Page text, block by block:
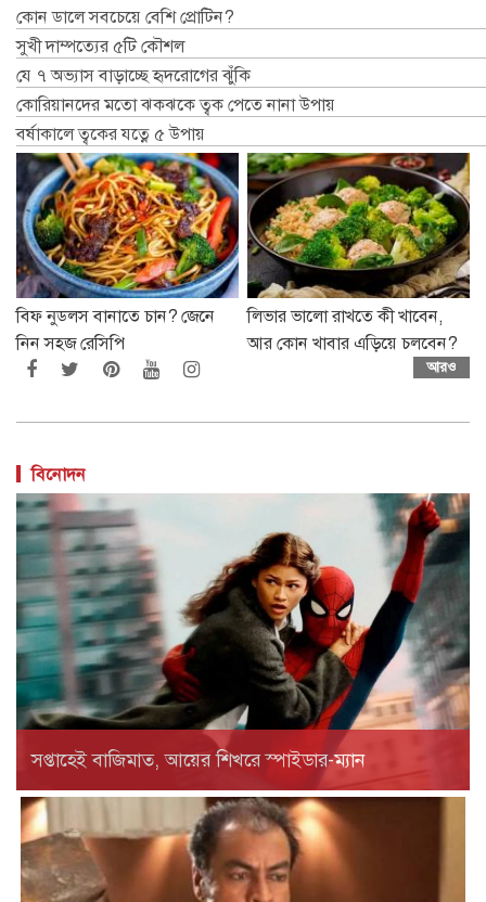
কোন ডালে সবচেয়ে বেশি প্রোটিন?
সুখী দাম্পত্যের ৫টি কৌশল
যে ৭ অভ্যাস বাড়াচ্ছে হৃদরোগের ঝুঁকি
কোরিয়ানদের মতো ঝকঝকে ত্বক পেতে নানা উপায়
বর্ষাকালে ত্বকের যত্নে ৫ উপায়
বিফ নুডলস বানাতে চান? জেনে
নিন সহজ রেসিপি
লিভার ভালো রাখতে কী খাবেন,
আর কোন খাবার এড়িয়ে চলবেন?
আরও
বিনোদন
সপ্তাহেই বাজিমাত, আয়ের শিখরে স্পাইডার-ম্যান